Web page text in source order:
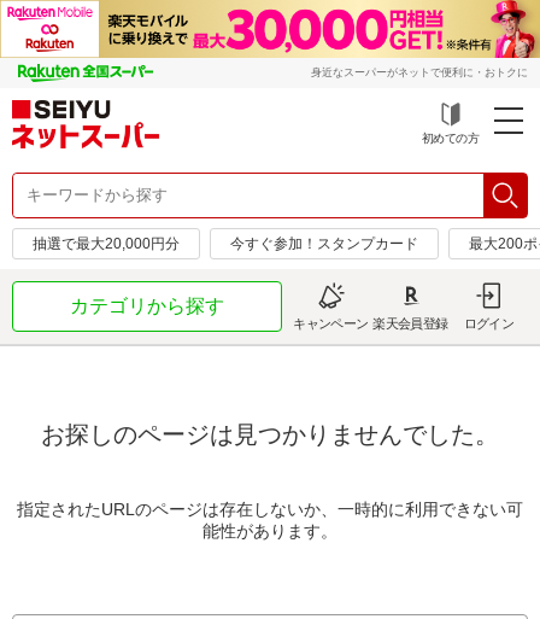
身近なスーパーがネットで便利に・おトクに
初めての方
抽選で最大20,000円分 今すぐ参加！スタンプカード 最大200
カテゴリから探す
キャンペーン 楽天会員登録 ログイン
お探しのページは見つかりませんでした。
指定されたURLのページは存在しないか、一時的に利用できない可
能性があります。